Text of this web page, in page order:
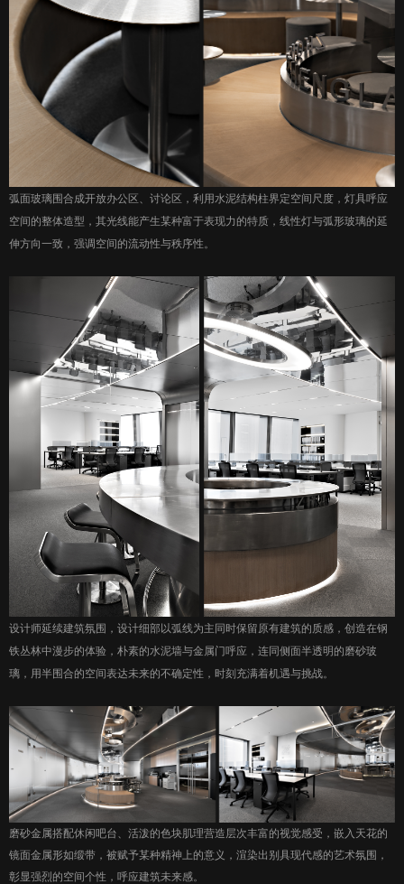
弧面玻璃围合成开放办公区、讨论区，利用水泥结构柱界定空间尺度，灯具呼应
空间的整体造型，其光线能产生某种富于表现力的特质，线性灯与弧形玻璃的延
伸方向一致，强调空间的流动性与秩序性。
设计师延续建筑氛围，设计细部以弧线为主同时保留原有建筑的质感，创造在钢
铁丛林中漫步的体验，朴素的水泥墙与金属门呼应，连同侧面半透明的磨砂玻
璃，用半围合的空间表达未来的不确定性，时刻充满着机遇与挑战。
磨砂金属搭配休闲吧台、活泼的色块肌理营造层次丰富的视觉感受，嵌入天花的
镜面金属形如缎带，被赋予某种精神上的意义，渲染出别具现代感的艺术氛围，
彰显强烈的空间个性，呼应建筑未来感。